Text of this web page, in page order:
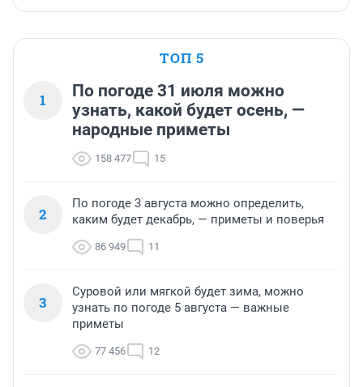
ТОП 5
1
По погоде 31 июля можно
узнать, какой будет осень, —
народные приметы
158 477 15
2
По погоде 3 августа можно определить,
каким будет декабрь, — приметы и поверья
86 949 11
3
Суровой или мягкой будет зима, можно
узнать по погоде 5 августа — важные
приметы
77 456 12